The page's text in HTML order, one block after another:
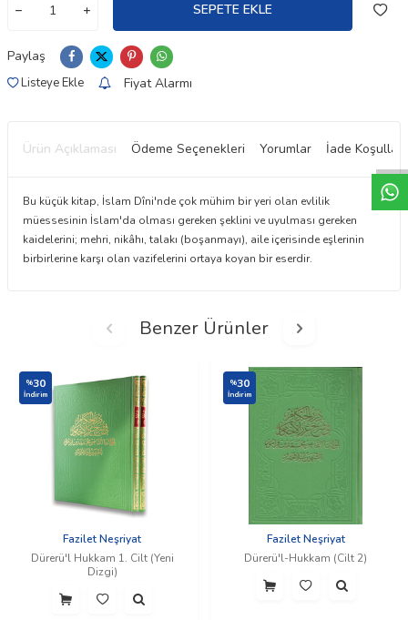
W
h
t
a
p
p
D
e
s
e
H
a
t
t
SEPETE EKLE
Paylaş
Listeye Ekle Fiyat Alarmı
Ürün Açıklaması Ödeme Seçenekleri Yorumlar İade Koşulları
Bu küçük kitap, İslam Dîni'nde çok mühim bir yeri olan evlilik
müessesinin İslam'da olması gereken şeklini ve uyulması gereken
kaidelerini; mehri, nikâhı, talakı (boşanmayı), aile içerisinde eşlerinin
birbirlerine karşı olan vazifelerini ortaya koyan bir eserdir.
Benzer Ürünler
%30
İndirim
Fazilet Neşriyat
Dürerü'l Hukkam 1. Cilt (Yeni
Dizgi)
%30
İndirim
Fazilet Neşriyat
Dürerü'l-Hukkam (Cilt 2)